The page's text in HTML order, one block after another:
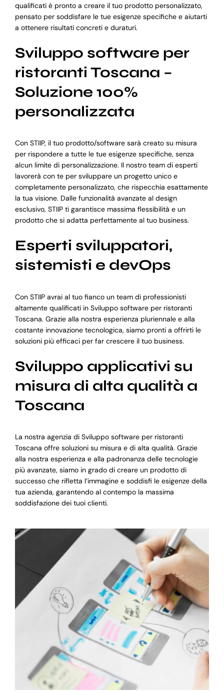
qualificati è pronto a creare il tuo prodotto personalizzato,
pensato per soddisfare le tue esigenze specifiche e aiutarti
a ottenere risultati concreti e duraturi.
Sviluppo software per
ristoranti Toscana –
Soluzione 100%
personalizzata
Con STIIP, il tuo prodotto/software sarà creato su misura
per rispondere a tutte le tue esigenze specifiche, senza
alcun limite di personalizzazione. Il nostro team di esperti
lavorerà con te per sviluppare un progetto unico e
completamente personalizzato, che rispecchia esattamente
la tua visione. Dalle funzionalità avanzate al design
esclusivo, STIIP ti garantisce massima flessibilità e un
prodotto che si adatta perfettamente al tuo business.
Esperti sviluppatori,
sistemisti e devOps
Con STIIP avrai al tuo fianco un team di professionisti
altamente qualificati in Sviluppo software per ristoranti
Toscana. Grazie alla nostra esperienza pluriennale e alla
costante innovazione tecnologica, siamo pronti a offrirti le
soluzioni più efficaci per far crescere il tuo business.
Sviluppo applicativi su
misura di alta qualità a
Toscana
La nostra agenzia di Sviluppo software per ristoranti
Toscana offre soluzioni su misura e di alta qualità. Grazie
alla nostra esperienza e alla padronanza delle tecnologie
più avanzate, siamo in grado di creare un prodotto di
successo che rifletta l’immagine e soddisfi le esigenze della
tua azienda, garantendo al contempo la massima
soddisfazione dei tuoi clienti.